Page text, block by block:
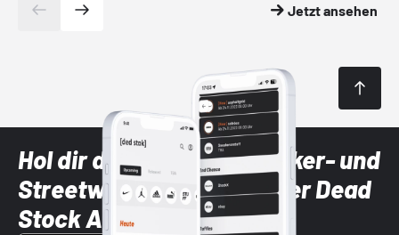
Jetzt ansehen
Hol dir die neuesten Sneaker- und
Streetwear-Brands mit der Dead
Stock App